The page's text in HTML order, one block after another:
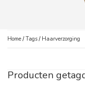
Home /Tags / Haarverzorging
Producten